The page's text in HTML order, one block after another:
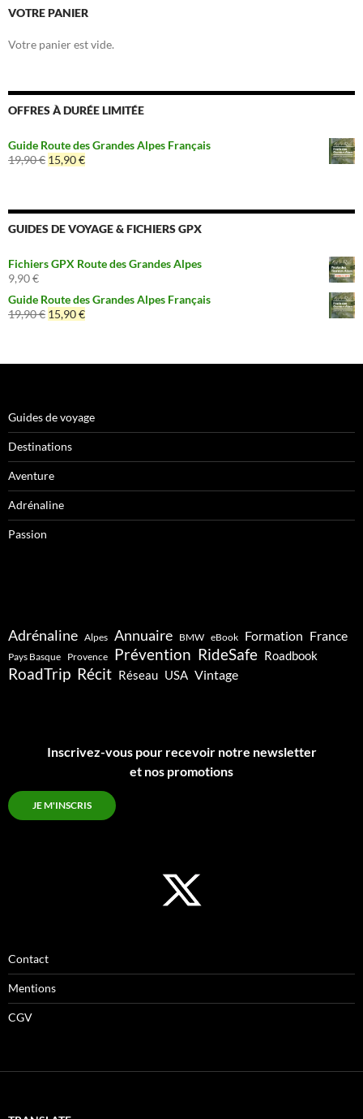
VOTRE PANIER
Votre panier est vide.
OFFRES À DURÉE LIMITÉE
Guide Route des Grandes Alpes Français
19,90€ Le
19,90 €.
15,90€Le
15,90 €.
GUIDES DE VOYAGE & FICHIERS GPX
Fichiers GPX Route des Grandes Alpes
9,90€
Guide Route des Grandes Alpes Français
19,90€ Le
15,90€Le
Guides de voyage
Destinations
Aventure
Adrénaline
Passion
Adrénaline Alpes Annuaire BMW eBook Formation France
Pays Basque Provence Prévention RideSafe Roadbook
RoadTrip Récit Réseau USA Vintage
Inscrivez-vous pour recevoir notre newsletter
et nos promotions
JE M'INSCRIS
Contact
Mentions
CGV